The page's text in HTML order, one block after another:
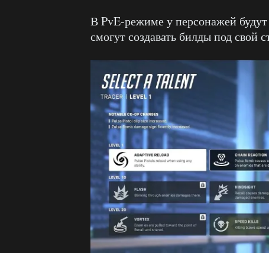
В PvE-режиме у персонажей
смогут создавать билды под свой